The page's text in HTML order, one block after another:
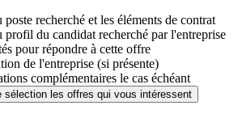
poste recherché et les éléments de contrat
profil du candidat recherché par l'entreprise
pour répondre à cette offre
de l'entreprise (si présente)
complémentaires le cas échéant
sélection les offres qui vous intéressent